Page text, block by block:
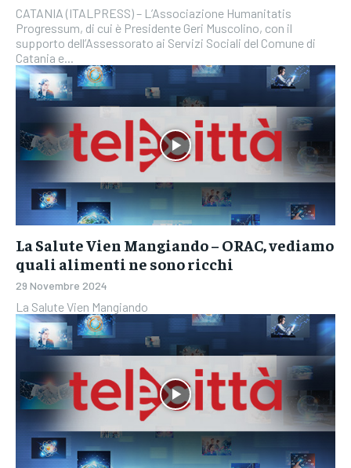
CATANIA (ITALPRESS) – L’Associazione Humanitatis
Progressum, di cui è Presidente Geri Muscolino, con il
supporto dell’Assessorato ai Servizi Sociali del Comune di
Catania e...
La Salute Vien Mangiando – ORAC, vediamo
quali alimenti ne sono ricchi
29 Novembre 2024
La Salute Vien Mangiando